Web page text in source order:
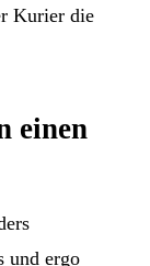
Kurier die
einen
und ergo